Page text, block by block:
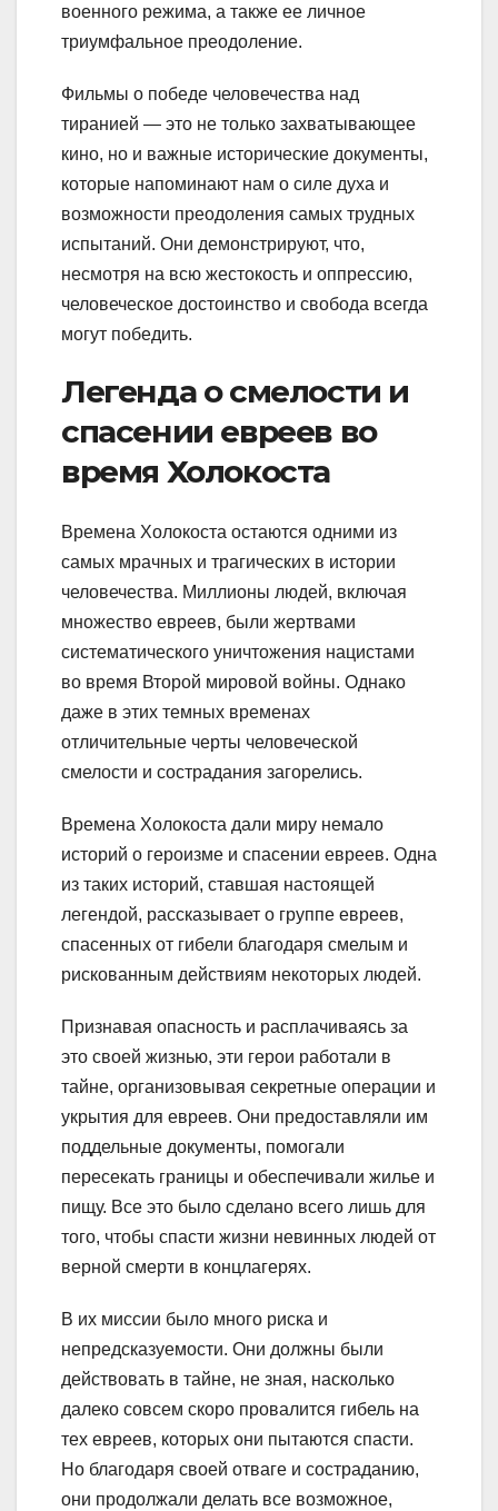
военного режима, а также ее личное
триумфальное преодоление.
Фильмы о победе человечества над
тиранией — это не только захватывающее
кино, но и важные исторические документы,
которые напоминают нам о силе духа и
возможности преодоления самых трудных
испытаний. Они демонстрируют, что,
несмотря на всю жестокость и оппрессию,
человеческое достоинство и свобода всегда
могут победить.
Легенда о смелости и
спасении евреев во
время Холокоста
Времена Холокоста остаются одними из
самых мрачных и трагических в истории
человечества. Миллионы людей, включая
множество евреев, были жертвами
систематического уничтожения нацистами
во время Второй мировой войны. Однако
даже в этих темных временах
отличительные черты человеческой
смелости и сострадания загорелись.
Времена Холокоста дали миру немало
историй о героизме и спасении евреев. Одна
из таких историй, ставшая настоящей
легендой, рассказывает о группе евреев,
спасенных от гибели благодаря смелым и
рискованным действиям некоторых людей.
Признавая опасность и расплачиваясь за
это своей жизнью, эти герои работали в
тайне, организовывая секретные операции и
укрытия для евреев. Они предоставляли им
поддельные документы, помогали
пересекать границы и обеспечивали жилье и
пищу. Все это было сделано всего лишь для
того, чтобы спасти жизни невинных людей от
верной смерти в концлагерях.
В их миссии было много риска и
непредсказуемости. Они должны были
действовать в тайне, не зная, насколько
далеко совсем скоро провалится гибель на
тех евреев, которых они пытаются спасти.
Но благодаря своей отваге и состраданию,
они продолжали делать все возможное,